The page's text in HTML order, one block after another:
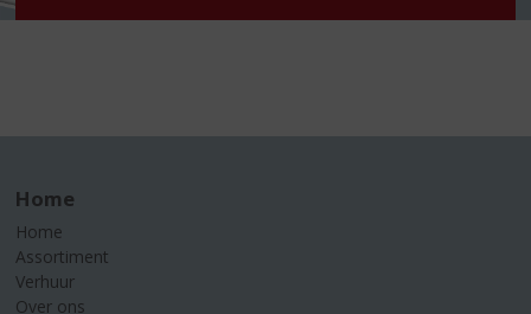
Home
Home
Assortiment
Verhuur
Over ons